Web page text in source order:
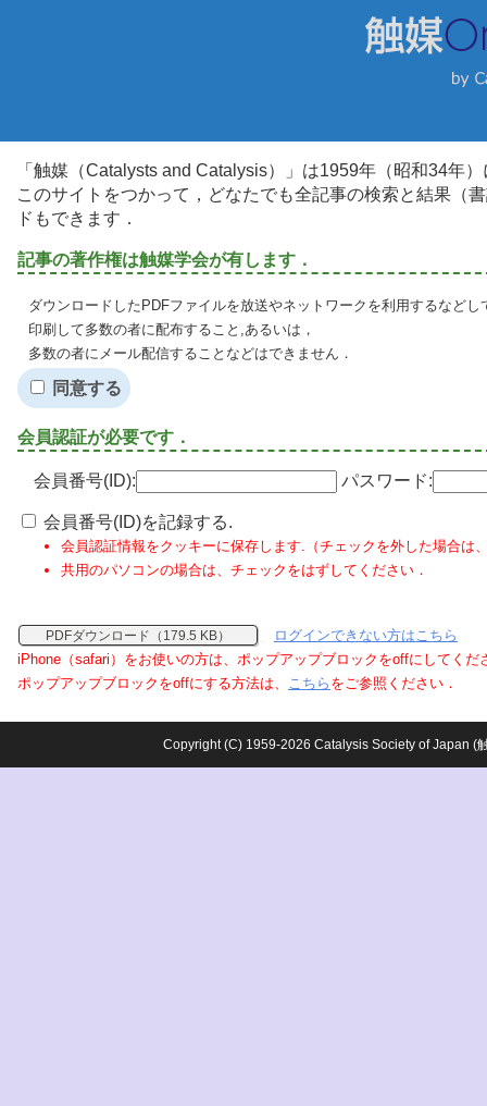
「触媒（Catalysts and Catalysis）」は1959年（昭和34年
このサイトをつかって，どなたでも全記事の検索と結果（
ドもできます．
記事の著作権は触媒学会が有します．
ダウンロードしたPDFファイルを放送やネットワークを利用するなど
印刷して多数の者に配布すること,あるいは，
多数の者にメール配信することなどはできません．
同意する
会員認証が必要です．
会員番号(ID): パスワード:
会員番号(ID)を記録する.
会員認証情報をクッキーに保存します.（チェックを外した場合は
共用のパソコンの場合は、チェックをはずしてください．
PDFダウンロード（179.5 KB）
ログインできない方はこちら
iPhone（safari）をお使いの方は、ポップアップブロックをoffにしてくだ
ポップアップブロックをoffにする方法は、 こちら をご参照ください．
Copyright (C) 1959-2026 Catalysis Society of Japan (